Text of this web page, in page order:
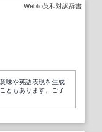
Weblio英和対訳辞書
味や英語表現を生成
ともあります。ご了